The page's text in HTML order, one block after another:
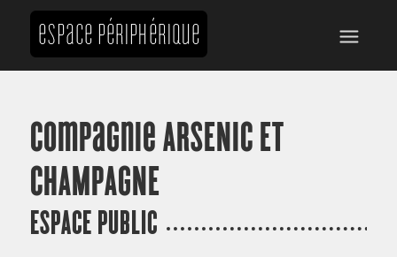
Compagnie ARSENIC ET
CHAMPAGNE
ESPACE PUBLIC